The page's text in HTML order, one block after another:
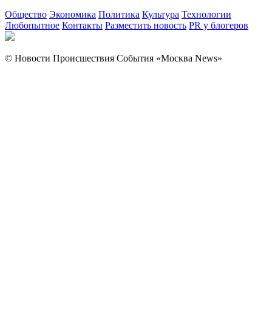
Общество Экономика Политика Культура Технологии
Любопытное Контакты Разместить новость PR у блогеров
© Новости Происшествия События «Москва News»